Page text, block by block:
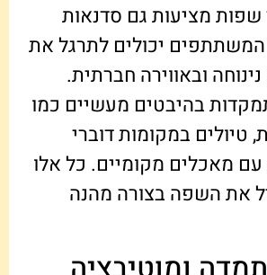
שפות מציעות גם סדנאות
המשתתפים יכולים לתרגל את
ובאווירה חברתית.
בהיבטים מעשיים כמו
טיולים במקומות דוברי
מאכלים מקומיים. כל אלו
את השפה בצורה מהנה